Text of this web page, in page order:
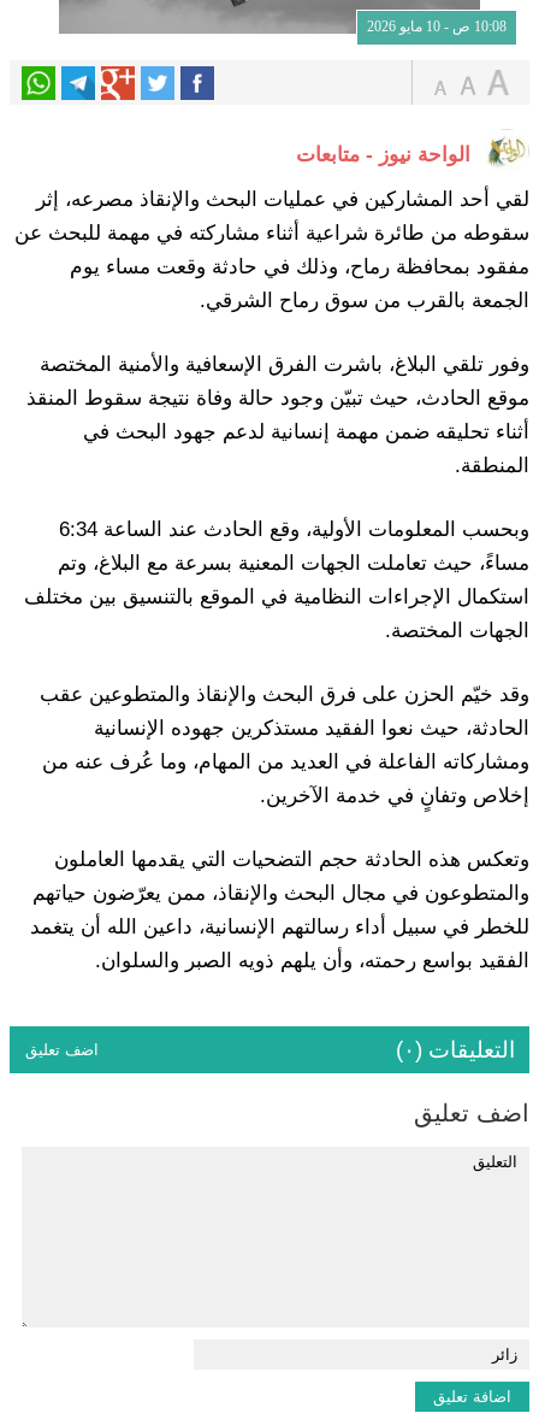
10:08 ص - 10 مايو 2026
الواحة نيوز - متابعات
لقي أحد المشاركين في عمليات البحث والإنقاذ مصرعه، إثر
سقوطه من طائرة شراعية أثناء مشاركته في مهمة للبحث عن
مفقود بمحافظة رماح، وذلك في حادثة وقعت مساء يوم
الجمعة بالقرب من سوق رماح الشرقي.
وفور تلقي البلاغ، باشرت الفرق الإسعافية والأمنية المختصة
موقع الحادث، حيث تبيّن وجود حالة وفاة نتيجة سقوط المنقذ
أثناء تحليقه ضمن مهمة إنسانية لدعم جهود البحث في
المنطقة.
وبحسب المعلومات الأولية، وقع الحادث عند الساعة 6:34
مساءً، حيث تعاملت الجهات المعنية بسرعة مع البلاغ، وتم
استكمال الإجراءات النظامية في الموقع بالتنسيق بين مختلف
الجهات المختصة.
وقد خيّم الحزن على فرق البحث والإنقاذ والمتطوعين عقب
الحادثة، حيث نعوا الفقيد مستذكرين جهوده الإنسانية
ومشاركاته الفاعلة في العديد من المهام، وما عُرف عنه من
إخلاص وتفانٍ في خدمة الآخرين.
وتعكس هذه الحادثة حجم التضحيات التي يقدمها العاملون
والمتطوعون في مجال البحث والإنقاذ، ممن يعرّضون حياتهم
للخطر في سبيل أداء رسالتهم الإنسانية، داعين الله أن يتغمد
الفقيد بواسع رحمته، وأن يلهم ذويه الصبر والسلوان.
التعليقات (٠) اضف تعليق
اضف تعليق